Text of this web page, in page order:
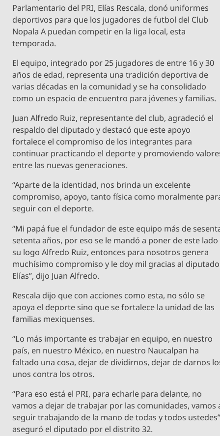
Parlamentario del PRI, Elías Rescala, donó uniformes
deportivos para que los jugadores de futbol del Club
Nopala A puedan competir en la liga local, esta
temporada.
El equipo, integrado por 25 jugadores de entre 16 y 30
años de edad, representa una tradición deportiva de
varias décadas en la comunidad y se ha consolidado
como un espacio de encuentro para jóvenes y familias.
Juan Alfredo Ruiz, representante del club, agradeció el
respaldo del diputado y destacó que este apoyo
fortalece el compromiso de los integrantes para
continuar practicando el deporte y promoviendo
entre las nuevas generaciones.
“Aparte de la identidad, nos brinda un excelente
compromiso, apoyo, tanto física como moralmente
seguir con el deporte.
“Mi papá fue el fundador de este equipo más de
setenta años, por eso se le mandó a poner de este lado
su logo Alfredo Ruiz, entonces para nosotros genera
muchísimo compromiso y le doy mil gracias al diputado
Elías”, dijo Juan Alfredo.
Rescala dijo que con acciones como esta, no sólo se
apoya el deporte sino que se fortalece la unidad de las
familias mexiquenses.
“Lo más importante es trabajar en equipo, en nuestro
país, en nuestro México, en nuestro Naucalpan ha
faltado una cosa, dejar de dividirnos, dejar de darnos
unos contra los otros.
“Para eso está el PRI, para echarle para delante, no
vamos a dejar de trabajar por las comunidades, vamos
seguir trabajando de la mano de todas y todos
aseguró el diputado por el distrito 32.